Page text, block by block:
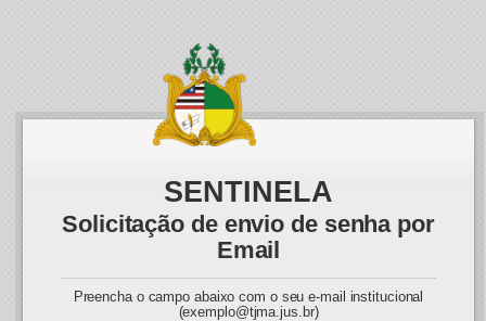
SENTINELA
Solicitação de envio de senha por
Email
Preencha o campo abaixo com o seu e-mail institucional
(exemplo@tjma.jus.br)